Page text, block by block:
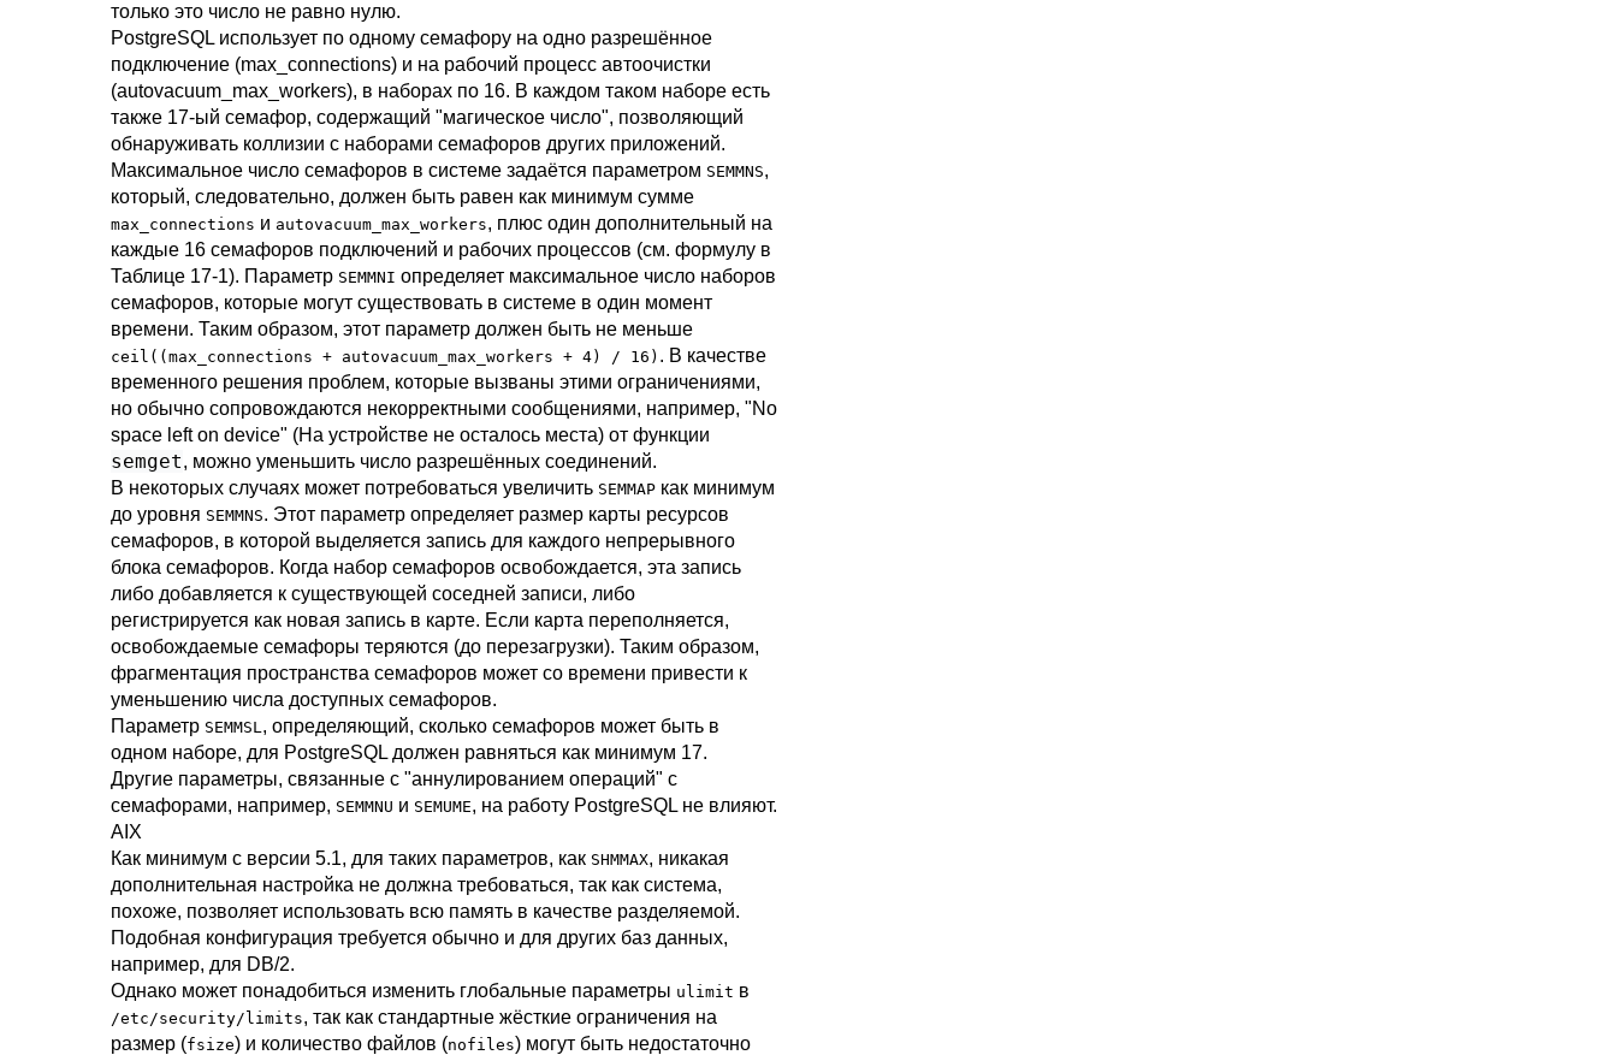
только это число не равно нулю.
PostgreSQL использует по одному семафору на одно разрешённое
подключение (max_connections) и на рабочий процесс автоочистки
(autovacuum_max_workers), в наборах по 16. В каждом таком наборе есть
также 17-ый семафор, содержащий "магическое число", позволяющий
обнаруживать коллизии с наборами семафоров других приложений.
Максимальное число семафоров в системе задаётся параметром SEMMNS,
который, следовательно, должен быть равен как минимум сумме
max_connections и autovacuum_max_workers, плюс один дополнительный на
каждые 16 семафоров подключений и рабочих процессов (см. формулу в
Таблице 17-1). Параметр SEMMNI определяет максимальное число наборов
семафоров, которые могут существовать в системе в один момент
времени. Таким образом, этот параметр должен быть не меньше
ceil((max_connections + autovacuum_max_workers + 4) / 16) . В качестве
временного решения проблем, которые вызваны этими ограничениями,
но обычно сопровождаются некорректными сообщениями, например, "No
space left on device" (На устройстве не осталось места) от функции
semget, можно уменьшить число разрешённых соединений.
В некоторых случаях может потребоваться увеличить SEMMAP как минимум
до уровня SEMMNS. Этот параметр определяет размер карты ресурсов
семафоров, в которой выделяется запись для каждого непрерывного
блока семафоров. Когда набор семафоров освобождается, эта запись
либо добавляется к существующей соседней записи, либо
регистрируется как новая запись в карте. Если карта переполняется,
освобождаемые семафоры теряются (до перезагрузки). Таким образом,
фрагментация пространства семафоров может со времени привести к
уменьшению числа доступных семафоров.
Параметр SEMMSL, определяющий, сколько семафоров может быть в
одном наборе, для PostgreSQL должен равняться как минимум 17.
Другие параметры, связанные с "аннулированием операций" с
семафорами, например, SEMMNU и SEMUME, на работу PostgreSQL не влияют.
AIX
Как минимум с версии 5.1, для таких параметров, как SHMMAX, никакая
дополнительная настройка не должна требоваться, так как система,
похоже, позволяет использовать всю память в качестве разделяемой.
Подобная конфигурация требуется обычно и для других баз данных,
например, для DB/2.
Однако может понадобиться изменить глобальные параметры ulimit в
/etc/security/limits, так как стандартные жёсткие ограничения на
размер (fsize) и количество файлов (nofiles) могут быть недостаточно